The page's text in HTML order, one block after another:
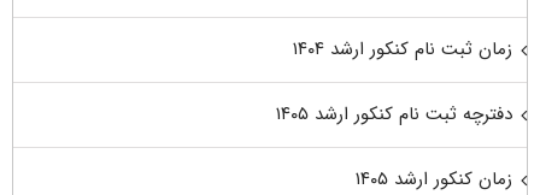
زمان ثبت نام کنکور ارشد ۱۴۰۴
دفترچه ثبت نام کنکور ارشد ۱۴۰۵
زمان کنکور ارشد ۱۴۰۵